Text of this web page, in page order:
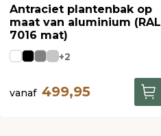
Antraciet plantenbak op
maat van aluminium (RAL
7016 mat)
+2
vanaf 499,95